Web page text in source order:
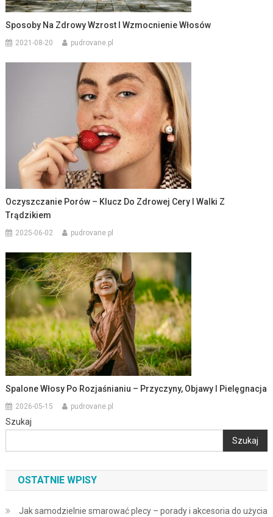
Sposoby Na Zdrowy Wzrost I Wzmocnienie Włosów
2021-08-20 pudrovane.pl
Oczyszczanie Porów – Klucz Do Zdrowej Cery I Walki Z
Trądzikiem
2025-06-02 pudrovane.pl
Spalone Włosy Po Rozjaśnianiu – Przyczyny, Objawy I Pielęgnacja
2026-05-15 pudrovane.pl
Szukaj
Szukaj
OSTATNIE WPISY
Jak samodzielnie smarować plecy – porady i akcesoria do użycia